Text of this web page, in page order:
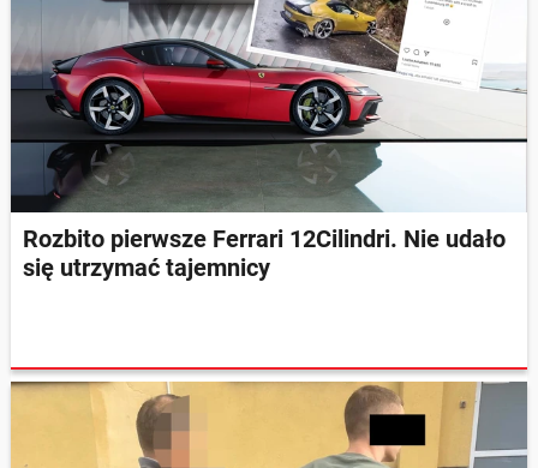
Rozbito pierwsze Ferrari 12Cilindri. Nie udało
się utrzymać tajemnicy